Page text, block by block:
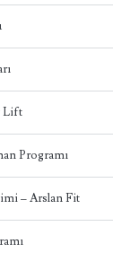
Lift
Programı
– Arslan Fit